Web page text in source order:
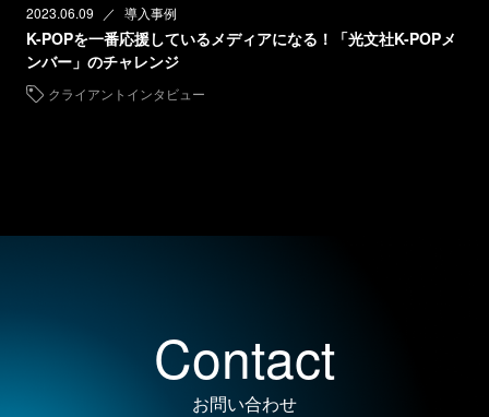
2023.06.09 導入事例
K-POPを一番応援しているメディアになる！「光文社K-POPメ
ンバー」のチャレンジ
クライアントインタビュー
Contact
お問い合わせ